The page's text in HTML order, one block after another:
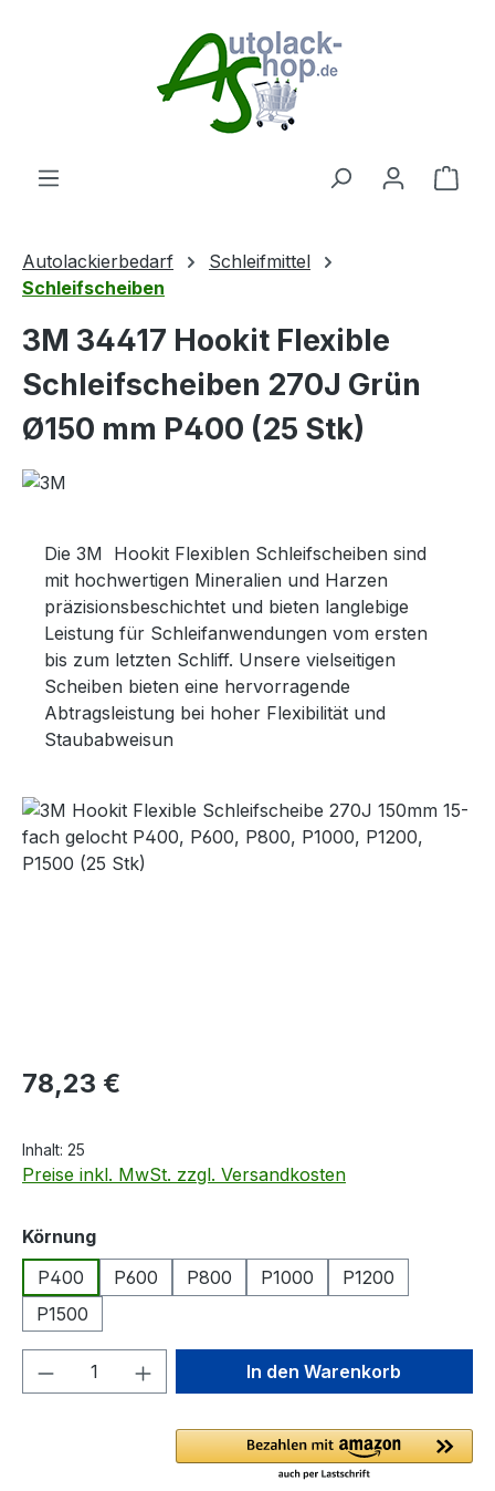
Autolackierbedarf
Schleifmittel
Schleifscheiben
3M 34417 Hookit Flexible
Schleifscheiben 270J Grün
Ø150 mm P400 (25 Stk)
Die 3M Hookit Flexiblen Schleifscheiben sind
mit hochwertigen Mineralien und Harzen
präzisionsbeschichtet und bieten langlebige
Leistung für Schleifanwendungen vom ersten
bis zum letzten Schliff. Unsere vielseitigen
Scheiben bieten eine hervorragende
Abtragsleistung bei hoher Flexibilität und
Staubabweisun
Bildergalerie überspringen
Regulärer Preis:
78,23 €
Inhalt: 25
Preise inkl. MwSt. zzgl. Versandkosten
Körnungauswählen
P400
P600 P800 P1000
P1200
P1500
Produkt Anzahl: Gib denIn den Warenkorb